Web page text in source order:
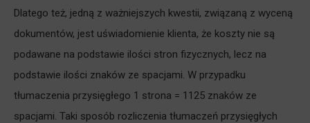
Dlatego też, jedną z ważniejszych kwestii, związaną z wyceną
dokumentów, jest uświadomienie klienta, że koszty nie są
podawane na podstawie ilości stron fizycznych, lecz na
podstawie ilości znaków ze spacjami. W przypadku
tłumaczenia przysięgłego 1 strona = 1125 znaków ze
spacjami. Taki sposób rozliczenia tłumaczeń przysięgłych